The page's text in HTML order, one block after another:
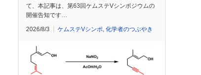
て、本記事は、第63回ケムステVシンポジウムの
開催告知です…
2026/8/3 ケムステVシンポ, 化学者のつぶやき